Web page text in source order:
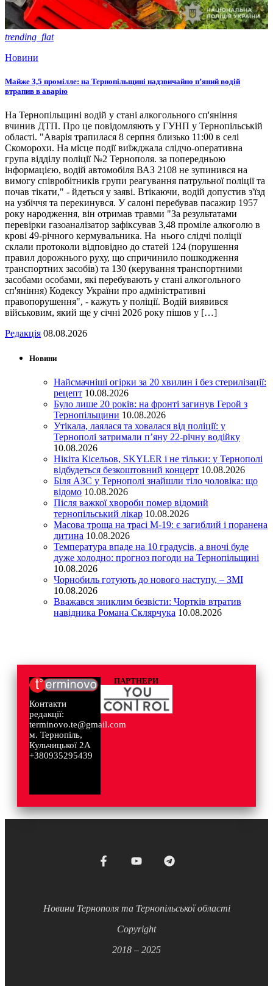
trending_flat
Новини
Майже 3,5 промілле: на Тернопільщині надзвичайно п’яний водій
втрапив в аварію
На Тернопільщині водій у стані алкогольного сп'яніння
вчинив ДТП. Про це повідомляють у ГУНП у Тернопільській
області. "Аварія трапилася 8 серпня близько 11:00 в селі
Скоморохи. На місце події виїжджала слідчо-оперативна
група відділу поліції №2 Тернополя. за попередньою
інформацією, водій автомобіля ВАЗ 2108 не зупинився на
вимогу співробітників групи реагування патрульної поліції та
почав тікати," - йдеться у заяві. Втікаючи, водій допустив з'їзд
на узбіччя та перекинувся. У салоні перебував пасажир 1957
року народження, він отримав травми "За результатами
перевірки газоаналізатор зафіксував 3,48 проміле алкоголю в
крові 49-річного кермувальника. На нього слідчі поліції
склали протоколи відповідно до статей 124 (порушення
правил дорожнього руху, що спричинило пошкодження
транспортних засобів) та 130 (керування транспортними
засобами особами, які перебувають у стані алкогольного
сп'яніння) Кодексу України про адміністративні
правопорушення", - кажуть у поліції. Водій виявився
військовим, який ще у січні 2026 року пішов у […]
Редакція 08.08.2026
Новини
Найсмачніші огірки за 20 хвилин і без стерилізації:
рецепт 10.08.2026
Було лише 20 років: на фронті загинув Герой з
Тернопільщини 10.08.2026
Утікала, лаялася та ховалася від поліції: у
Тернополі затримали п’яну 22-річну водійку
10.08.2026
Нікіта Кісельов, SKYLER і не тільки: у Тернополі
відбудеться безкоштовний концерт 10.08.2026
Біля АЗС у Тернополі знайшли тіло чоловіка: що
відомо 10.08.2026
Після важкої хвороби помер відомий
тернопільський лікар 10.08.2026
Масова троща на трасі М-19: є загиблий і поранена
дитина 10.08.2026
Температура впаде на 10 градусів, а вночі буде
дуже холодно: прогноз погоди на Тернопільщині
10.08.2026
Чорнобиль готують до нового наступу, – ЗМІ
10.08.2026
Вважався зниклим безвісти: Чортків втратив
навідника Романа Склярчука 10.08.2026
Контакти
редакції:
terminovo.te@gmail.com
м. Тернопіль,
Кульчицької 2А
+380935295439
ПАРТНЕРИ
Новини Тернополя та Тернопільської області
Copyright
2018 – 2025